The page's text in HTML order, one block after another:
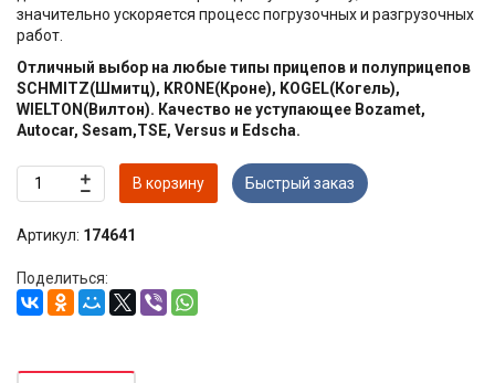
значительно ускоряется процесс погрузочных и разгрузочных
работ.
Отличный выбор на любые типы прицепов и полуприцепов
SCHMITZ(Шмитц), KRONE(Кроне), KOGEL(Когель),
WIELTON(Вилтон). Качество не уступающее Bozamet,
Autocar, Sesam,TSE, Versus и Edscha.
В корзину Быстрый заказ
Артикул: 174641
Поделиться: